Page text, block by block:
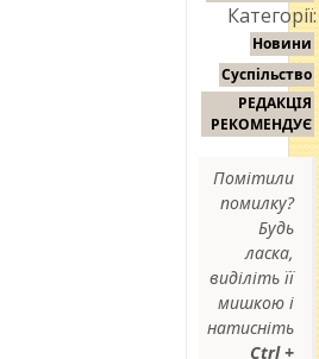
Категорії:
Новини
Суспільство
РЕДАКЦІЯ
РЕКОМЕНДУЄ
Помітили
помилку?
Будь
ласка,
виділіть її
мишкою і
натисніть
Ctrl +